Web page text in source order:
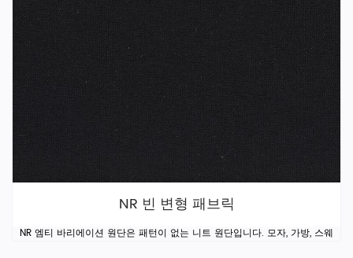
NR 빈 변형 패브릭
NR 엠티 바리에이션 원단은 패턴이 없는 니트 원단입니다. 모자, 가방, 스웨